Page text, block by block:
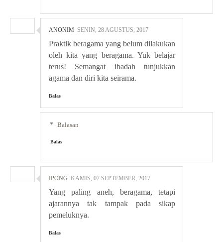
ANONIM SENIN, 28 AGUSTUS, 2017
Praktik beragama yang belum dilakukan
oleh kita yang beragama. Yuk belajar
terus! Semangat ibadah tunjukkan
agama dan diri kita seirama.
Balas
Balasan
Balas
IPONG KAMIS, 07 SEPTEMBER, 2017
Yang paling aneh, beragama, tetapi
ajarannya tak tampak pada sikap
pemeluknya.
Balas